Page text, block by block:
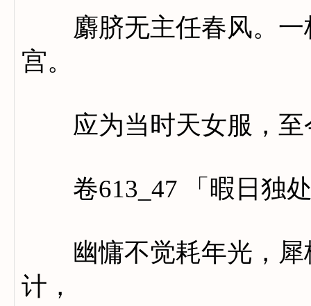
麝脐无主任春风。一
宫。
应为当时天女服，至
卷613_47 「暇日独处
幽慵不觉耗年光，犀
计，